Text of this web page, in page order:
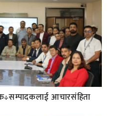
आचारसंहिता